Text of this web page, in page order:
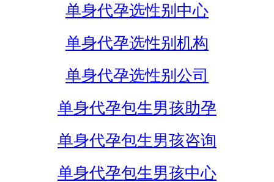
单身代孕选性别中心
单身代孕选性别机构
单身代孕选性别公司
单身代孕包生男孩助孕
单身代孕包生男孩咨询
单身代孕包生男孩中心